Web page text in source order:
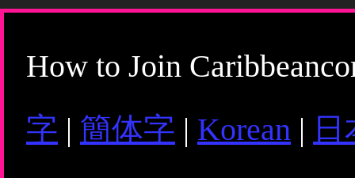
How to Join
字 | 簡体字 | Korean |